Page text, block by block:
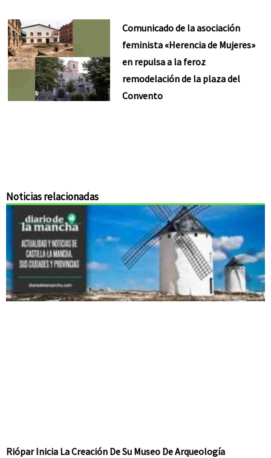
Comunicado de la asociación
feminista «Herencia de Mujeres»
en repulsa a la feroz
remodelación de la plaza del
Convento
Noticias relacionadas
Riópar Inicia La Creación De Su Museo De Arqueología